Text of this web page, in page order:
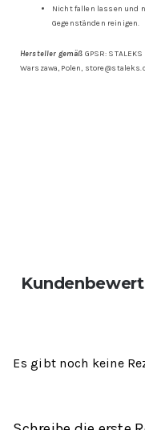
Nicht fallen lassen und
Gegenständen reinigen.
Hersteller gemäß GPSR:
Warszawa, Polen,
Es gibt noch keine